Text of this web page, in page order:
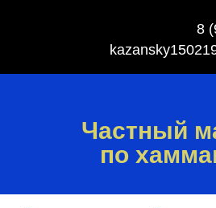
8
Частный
по